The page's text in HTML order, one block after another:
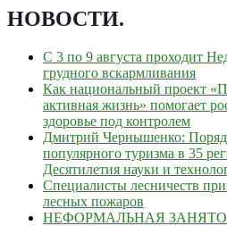
НОВОСТИ.
С 3 по 9 августа проходит
грудного вскармливания
Как национальный проект
активная жизнь» помогает
здоровье под контролем
Дмитрий Чернышенко:
популярного туризма в 35
Десятилетия науки и
Специалисты лесничеств
лесных пожаров
НЕФОРМАЛЬНАЯ